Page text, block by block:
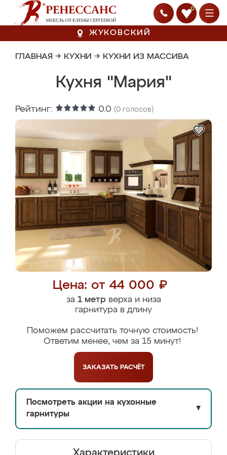
0
ЖУКОВСКИЙ
ГЛАВНАЯ → КУХНИ → КУХНИ ИЗ МАССИВА
Кухня "Мария"
Рейтинг: 0.0 (0 голосов)
Цена: от 44 000 ₽
за 1 метрверха и низа
гарнитура в длину
Поможем рассчитать точную стоимость!
Ответим менее, чем за 15 минут!
ЗАКАЗАТЬ РАСЧЁТ
Посмотреть акции на кухонные
гарнитуры
▼
Характеристики